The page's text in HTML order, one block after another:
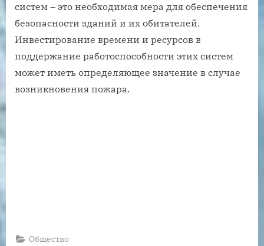
систем – это необходимая мера для обеспечения
безопасности зданий и их обитателей.
Инвестирование времени и ресурсов в
поддержание работоспособности этих систем
может иметь определяющее значение в случае
возникновения пожара.
Общество